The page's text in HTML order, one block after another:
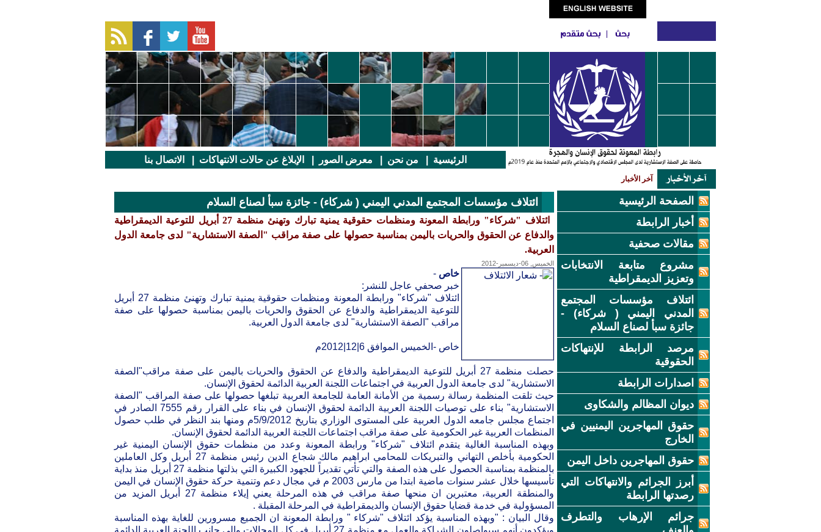
الرئيسية من نحن معرض الصور الإبلاغ عن حالات الانتهاكات الاتصال بنا
آخر الأخبار
الصفحة الرئيسية
أخبار الرابطة
مقالات صحفية
مشروع متابعة الانتخابات
وتعزيز الديمقراطية
ائتلاف مؤسسات المجتمع
المدني اليمني ( شركاء) -
جائزة سبأ لصناع السلام
مرصد الرابطة للإنتهاكات
الحقوقية
اصدارات الرابطة
ديوان المظالم والشكاوى
حقوق المهاجرين اليمنيين في
الخارج
حقوق المهاجرين داخل اليمن
أبرز الجرائم والانتهاكات التي
رصدتها الرابطة
جرائم الإرهاب والتطرف
ائتلاف مؤسسات المجتمع المدني اليمني ( شركاء) - جائزة سبأ لصناع السلام
ائتلاف "شركاء" ورابطة المعونة ومنظمات حقوقية يمنية تبارك وتهنئ منظمة 27 أبريل للتوعية الديمقراطية
والدفاع عن الحقوق والحريات باليمن بمناسبة حصولها على صفة مراقب "الصفة الاستشارية" لدى جامعة الدول
العربية.
الخميس, 06-ديسمبر-2012
خاص -
خبر صحفي عاجل للنشر:
ائتلاف "شركاء" ورابطة المعونة ومنظمات حقوقية يمنية تبارك وتهنئ منظمة 27 أبريل
للتوعية الديمقراطية والدفاع عن الحقوق والحريات باليمن بمناسبة حصولها على صفة
مراقب "الصفة الاستشارية" لدى جامعة الدول العربية.
خاص -الخميس الموافق 6|12|2012م
حصلت منظمة 27 أبريل للتوعية الديمقراطية والدفاع عن الحقوق والحريات باليمن على صفة مراقب"الصفة
الاستشارية" لدى جامعة الدول العربية في اجتماعات اللجنة العربية الدائمة لحقوق الإنسان.
حيث تلقت المنظمة رسالة رسمية من الأمانة العامة للجامعة العربية تبلغها حصولها على صفة المراقب "الصفة
الاستشارية" بناء على توصيات اللجنة العربية الدائمة لحقوق الإنسان في بناء على القرار رقم 7555 الصادر في
اجتماع مجلس جامعه الدول العربية على المستوى الوزاري بتاريخ 5/9/2012م ومنها بند النظر في طلب حصول
المنظمات العربية غير الحكومية على صفة مراقب اجتماعات اللجنة العربية الدائمة لحقوق الإنسان.
وبهذه المناسبة الغالية يتقدم ائتلاف "شركاء" ورابطة المعونة وعدد من منظمات حقوق الإنسان اليمنية غير
الحكومية بأخلص التهاني والتبريكات للمحامي ابراهيم مالك شجاع الدين رئيس منظمة 27 أبريل وكل العاملين
بالمنظمة بمناسبة الحصول على هذه الصفة والتي تأتي تقديراً للجهود الكبيرة التي بذلتها منظمة 27 أبريل منذ بداية
تأسيسها خلال عشر سنوات ماضية ابتدا من مارس 2003 م في مجال دعم وتنمية حركة حقوق الإنسان في اليمن
والمنطقة العربية، معتبرين ان منحها صفة مراقب في هذه المرحلة يعني إيلاء منظمة 27 أبريل المزيد من
المسؤولية في خدمة قضايا حقوق الإنسان والديمقراطية في المرحلة المقبلة .
وقال البيان : "وبهذه المناسبة يؤكد ائتلاف "شركاء " ورابطة المعونة ان الجميع مسرورين للغاية بهذه المناسبة
ويؤكدون أنهم سيواصلون الشراكة والعمل مع منظمة 27 أبريل في كل المجالات وإلى جانب اللجنة العربية الدائمة